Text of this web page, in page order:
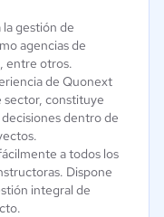
gestión de
agencias de
entre otros.
de Quonext
sector, constituye
dentro de
a todos los
Dispone
integral de